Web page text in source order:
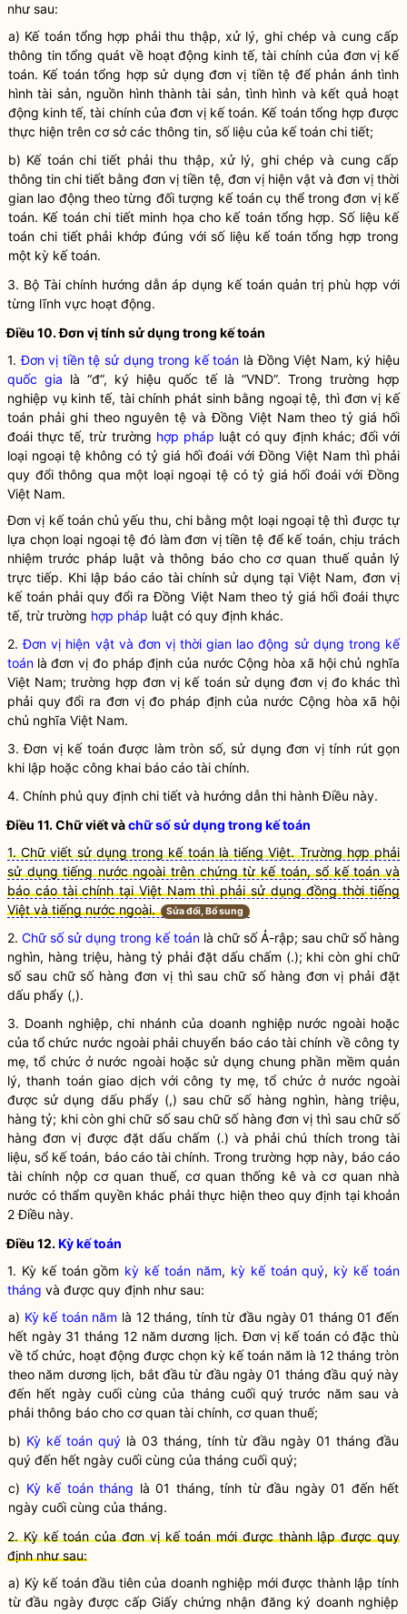
như sau:
a) Kế toán tổng hợp phải thu thập, xử lý, ghi chép và cung cấp
thông tin tổng quát về hoạt động kinh tế, tài chính của đơn vị kế
toán. Kế toán tổng hợp sử dụng đơn vị tiền tệ để phản ánh tình
hình tài sản, nguồn hình thành tài sản, tình hình và kết quả hoạt
động kinh tế, tài chính của đơn vị kế toán. Kế toán tổng hợp được
thực hiện trên cơ sở các thông tin, số liệu của kế toán chi tiết;
b) Kế toán chi tiết phải thu thập, xử lý, ghi chép và cung cấp
thông tin chi tiết bằng đơn vị tiền tệ, đơn vị hiện vật và đơn vị thời
gian lao động theo từng đối tượng kế toán cụ thể trongđơn vị kế
toán. Kế toán chi tiết minh họa cho kế toán tổng hợp. Số liệu kế
toán chi tiết phải khớp đúng với số liệu kế toán tổng hợp trong
một kỳ kế toán.
3. Bộ Tài chính hướng dẫn áp dụng kế toán quản trị phù hợp với
từng lĩnh vực hoạt động.
Điều 10. Đơn vị tính sử dụng trong kế toán
1.Đơn vị tiền tệ sử dụng trong kế toán là Đồng Việt Nam, ký hiệu
quốc gia là “đ”, ký hiệu quốc tế là “VND”. Trong trường hợp
nghiệp vụ kinh tế, tài chính phát sinh bằng ngoại tệ, thì đơn vị kế
toán phải ghi theo nguyên tệ và Đồng Việt Nam theo tỷ giá hối
đoái thực tế, trừ trường hợp pháp luật có quy định khác; đối với
loại ngoại tệ không có tỷ giá hối đoái với Đồng Việt Nam thì phải
quy đổi thông qua một loại ngoại tệ có tỷ giá hối đoái với Đồng
Việt Nam.
Đơn vị kế toánchủ yếu thu, chi bằng một loại ngoại tệ thì được tự
lựa chọn loại ngoại tệ đó làm đơn vị tiền tệ để kế toán, chịu trách
nhiệm trước pháp luậtvà thông báo cho cơ quan thuế quản lý
trực tiếp. Khi lập báo cáo tài chính sử dụng tại Việt Nam, đơn vị
kế toán phải quy đổi ra Đồng Việt Nam theo tỷ giá hối đoái thực
tế, trừ trường hợp pháp luật có quy định khác.
2.Đơn vị hiện vật và đơn vị thời gian lao động sử dụng trong kế
toán là đơn vị đo pháp định của nước Cộng hòa xã hội chủ nghĩa
Việt Nam; trường hợpđơn vị kế toánsử dụng đơn vị đo khác thì
phải quy đổi ra đơn vị đo pháp định của nước Cộng hòa xã hội
chủ nghĩa Việt Nam.
3.Đơn vị kế toánđược làm tròn số, sử dụng đơn vị tính rút gọn
khi lập hoặc công khai báo cáo tài chính.
4. Chính phủ quy định chi tiết và hướng dẫn thi hành Điều này.
Điều 11. Chữ viết vàchữ số sử dụng trong kế toán
1. Chữ viết sử dụng trong kế toán là tiếng Việt. Trường hợp phải
sử dụng tiếng nước ngoài trên chứng từ kế toán, sổ kế toán và
báo cáo tài chính tại Việt Nam thì phải sử dụng đồng thời tiếng
Việt và tiếng nước ngoài.
Sửa đổi, Bổ sung
2. Chữ số sử dụng trong kế toán là chữ số Ả-rập; sau chữ số hàng
nghìn, hàng triệu, hàng tỷ phải đặt dấu chấm (.); khi còn ghi chữ
số sau chữ số hàng đơn vị thì sau chữ số hàng đơn vị phải đặt
dấu phẩy (,).
3. Doanh nghiệp, chi nhánh của doanh nghiệp nước ngoài hoặc
của tổ chức nước ngoài phải chuyển báo cáo tài chính về công ty
mẹ, tổ chức ở nước ngoài hoặc sử dụng chung phần mềm quản
lý, thanh toán giao dịch với công ty mẹ, tổ chức ở nước ngoài
được sử dụng dấu phẩy (,) sau chữ số hàng nghìn, hàng triệu,
hàng tỷ; khi còn ghi chữ số sau chữ số hàng đơn vị thì sau chữ số
hàng đơn vị được đặt dấu chấm (.) và phải chú thích trong tài
liệu, sổ kế toán, báo cáo tài chính. Trong trường hợp này, báo cáo
tài chính nộp cơ quan thuế, cơ quan thống kê và cơ quan nhà
nước có thẩm quyềnkhác phải thực hiện theo quy định tại khoản
2 Điều này.
Điều 12.Kỳ kế toán
1. Kỳ kế toán gồm kỳ kế toán năm, kỳ kế toán quý, kỳ kế toán
tháng và được quy định như sau:
a) Kỳ kế toán năm là 12 tháng, tính từ đầu ngày 01 tháng 01 đến
hết ngày 31 tháng 12 năm dương lịch.Đơn vị kế toáncó đặc thù
về tổ chức, hoạt động được chọn kỳ kế toán năm là 12 tháng tròn
theo năm dương lịch, bắt đầu từ đầu ngày 01 tháng đầu quý này
đến hết ngày cuối cùng của tháng cuối quý trước năm sau và
phải thông báo cho cơ quan tài chính, cơ quan thuế;
b) Kỳ kế toán quý là 03 tháng, tính từ đầu ngày 01 tháng đầu
quý đến hết ngày cuối cùng của tháng cuối quý;
c) Kỳ kế toán tháng là 01 tháng, tính từ đầu ngày 01 đến hết
ngày cuối cùng của tháng.
2.Kỳ kế toáncủađơn vị kế toánmới được thành lập được quy
định như sau:
a) Kỳ kế toán đầu tiên của doanh nghiệp mới được thành lập tính
từ đầu ngày được cấp Giấy chứng nhận đăng ký doanh nghiệp